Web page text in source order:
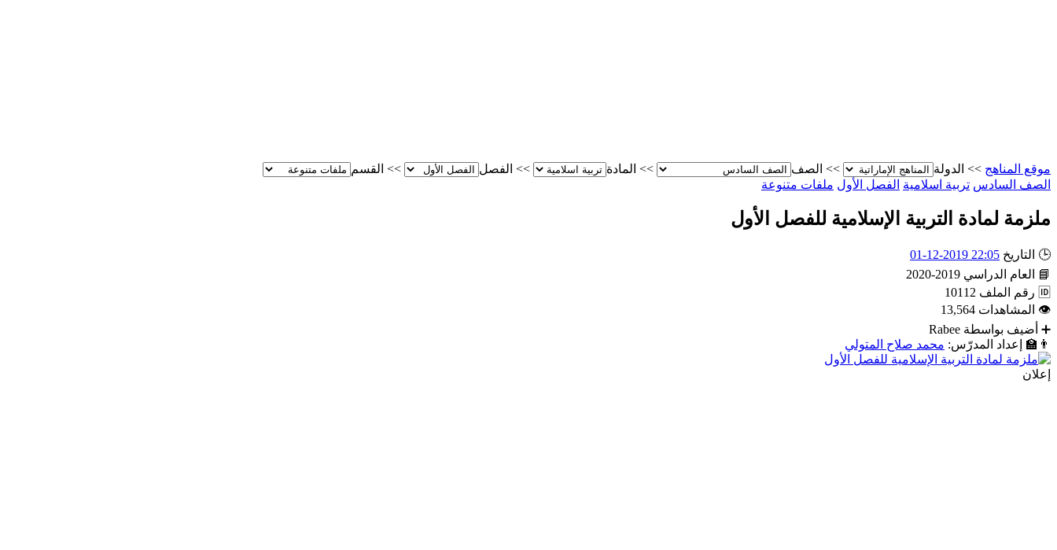
موقع المناهج >> الدولة >> الصف >> المادة >> الفصل >> القسم
الصف السادس تربية اسلامية الفصل الأول ملفات متنوعة
ملزمة لمادة التربية الإسلامية للفصل الأول
🕒 التاريخ 22:05 2019-12-01
📘
العام الدراسي 2019-2020
🆔 رقم الملف 10112
👁 المشاهدات 13,564
➕ أضيف بواسطة Rabee
👨‍🏫
إعداد المدرّس: محمد صلاح المتولي
إعلان